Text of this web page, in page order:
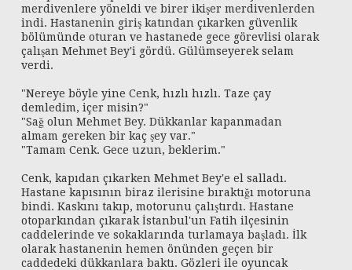
merdivenlere yöneldi ve birer ikişer merdivenlerden
indi. Hastanenin giriş katından çıkarken güvenlik
bölümünde oturan ve hastanede gece görevlisi olarak
çalışan Mehmet Bey'i gördü. Gülümseyerek selam
verdi.
"Nereye böyle yine Cenk, hızlı hızlı. Taze çay
demledim, içer misin?"
"Sağ olun Mehmet Bey. Dükkanlar kapanmadan
almam gereken bir kaç şey var."
"Tamam Cenk. Gece uzun, beklerim."
Cenk, kapıdan çıkarken Mehmet Bey'e el salladı.
Hastane kapısının biraz ilerisine bıraktığı motoruna
bindi. Kaskını takıp, motorunu çalıştırdı. Hastane
otoparkından çıkarak İstanbul'un Fatih ilçesinin
caddelerinde ve sokaklarında turlamaya başladı. İlk
olarak hastanenin hemen önünden geçen bir
caddedeki dükkanlara baktı. Gözleri ile oyuncak